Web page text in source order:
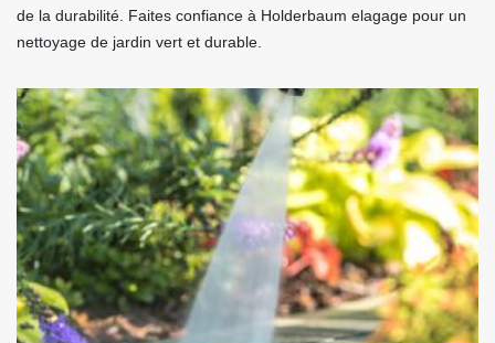
de la durabilité. Faites confiance à Holderbaum elagage pour un
nettoyage de jardin vert et durable.